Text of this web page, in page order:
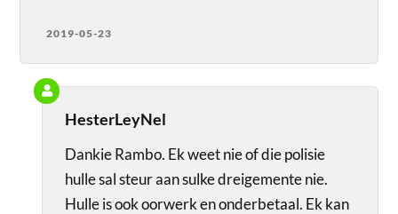
2019-05-23
HesterLeyNel
Dankie Rambo. Ek weet nie of die polisie
hulle sal steur aan sulke dreigemente nie.
Hulle is ook oorwerk en onderbetaal. Ek kan